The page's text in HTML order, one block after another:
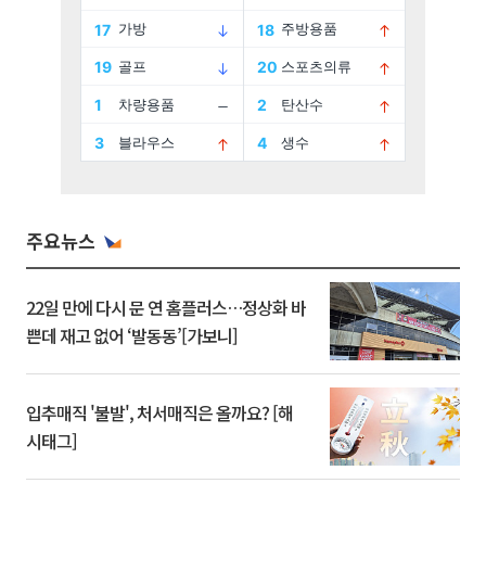
주요뉴스
22일 만에 다시 문 연 홈플러스…정상화 바
쁜데 재고 없어 ‘발동동’[가보니]
입추매직 '불발', 처서매직은 올까요? [해
시태그]